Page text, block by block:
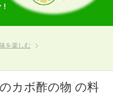
味を楽しむ
カボ酢の物 の料